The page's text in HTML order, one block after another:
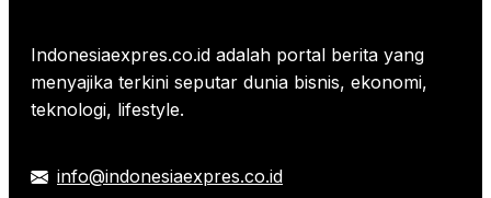
Indonesiaexpres.co.id adalah portal berita yang
menyajika terkini seputar dunia bisnis, ekonomi,
teknologi, lifestyle.
info@indonesiaexpres.co.id